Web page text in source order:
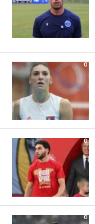
0
0
0